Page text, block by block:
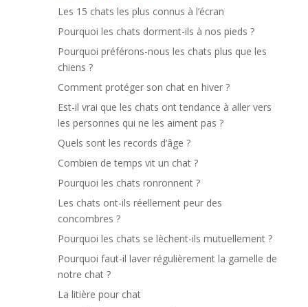
Les 15 chats les plus connus à l’écran
Pourquoi les chats dorment-ils à nos pieds ?
Pourquoi préférons-nous les chats plus que les
chiens ?
Comment protéger son chat en hiver ?
Est-il vrai que les chats ont tendance à aller vers
les personnes qui ne les aiment pas ?
Quels sont les records d’âge ?
Combien de temps vit un chat ?
Pourquoi les chats ronronnent ?
Les chats ont-ils réellement peur des
concombres ?
Pourquoi les chats se lèchent-ils mutuellement ?
Pourquoi faut-il laver régulièrement la gamelle de
notre chat ?
La litière pour chat